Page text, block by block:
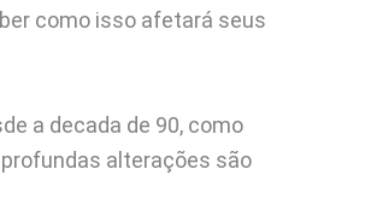
como isso afetará seus
a decada de 90, como
alterações são